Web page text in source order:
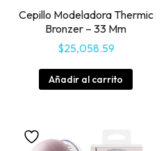
Cepillo Modeladora Thermic
Bronzer – 33 Mm
$25,058.59
Añadir al carrito